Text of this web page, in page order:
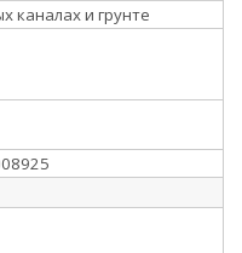
каналах и грунте